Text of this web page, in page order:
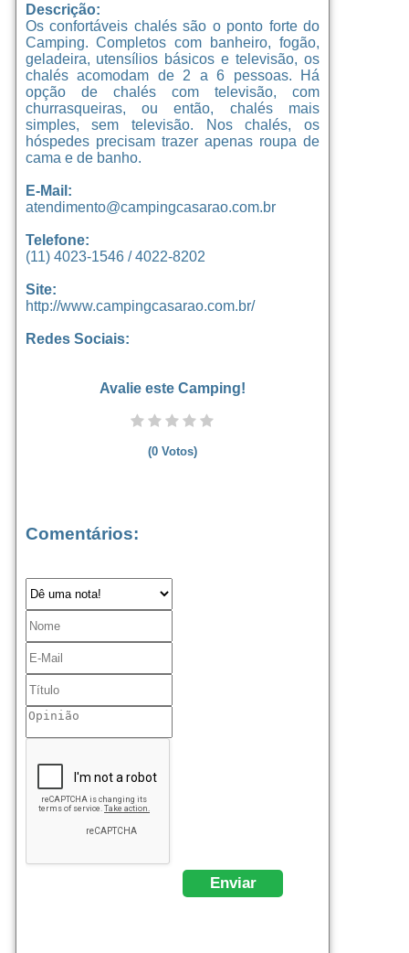
Descrição:
Os confortáveis chalés são o ponto forte do
Camping. Completos com banheiro, fogão,
geladeira, utensílios básicos e televisão, os
chalés acomodam de 2 a 6 pessoas. Há
opção de chalés com televisão, com
churrasqueiras, ou então, chalés mais
simples, sem televisão. Nos chalés, os
hóspedes precisam trazer apenas roupa de
cama e de banho.
E-Mail:
atendimento@campingcasarao.com.br
Telefone:
(11) 4023-1546 / 4022-8202
Site:
http://www.campingcasarao.com.br/
Redes Sociais:
Avalie este Camping!
(0Votos)
Comentários: